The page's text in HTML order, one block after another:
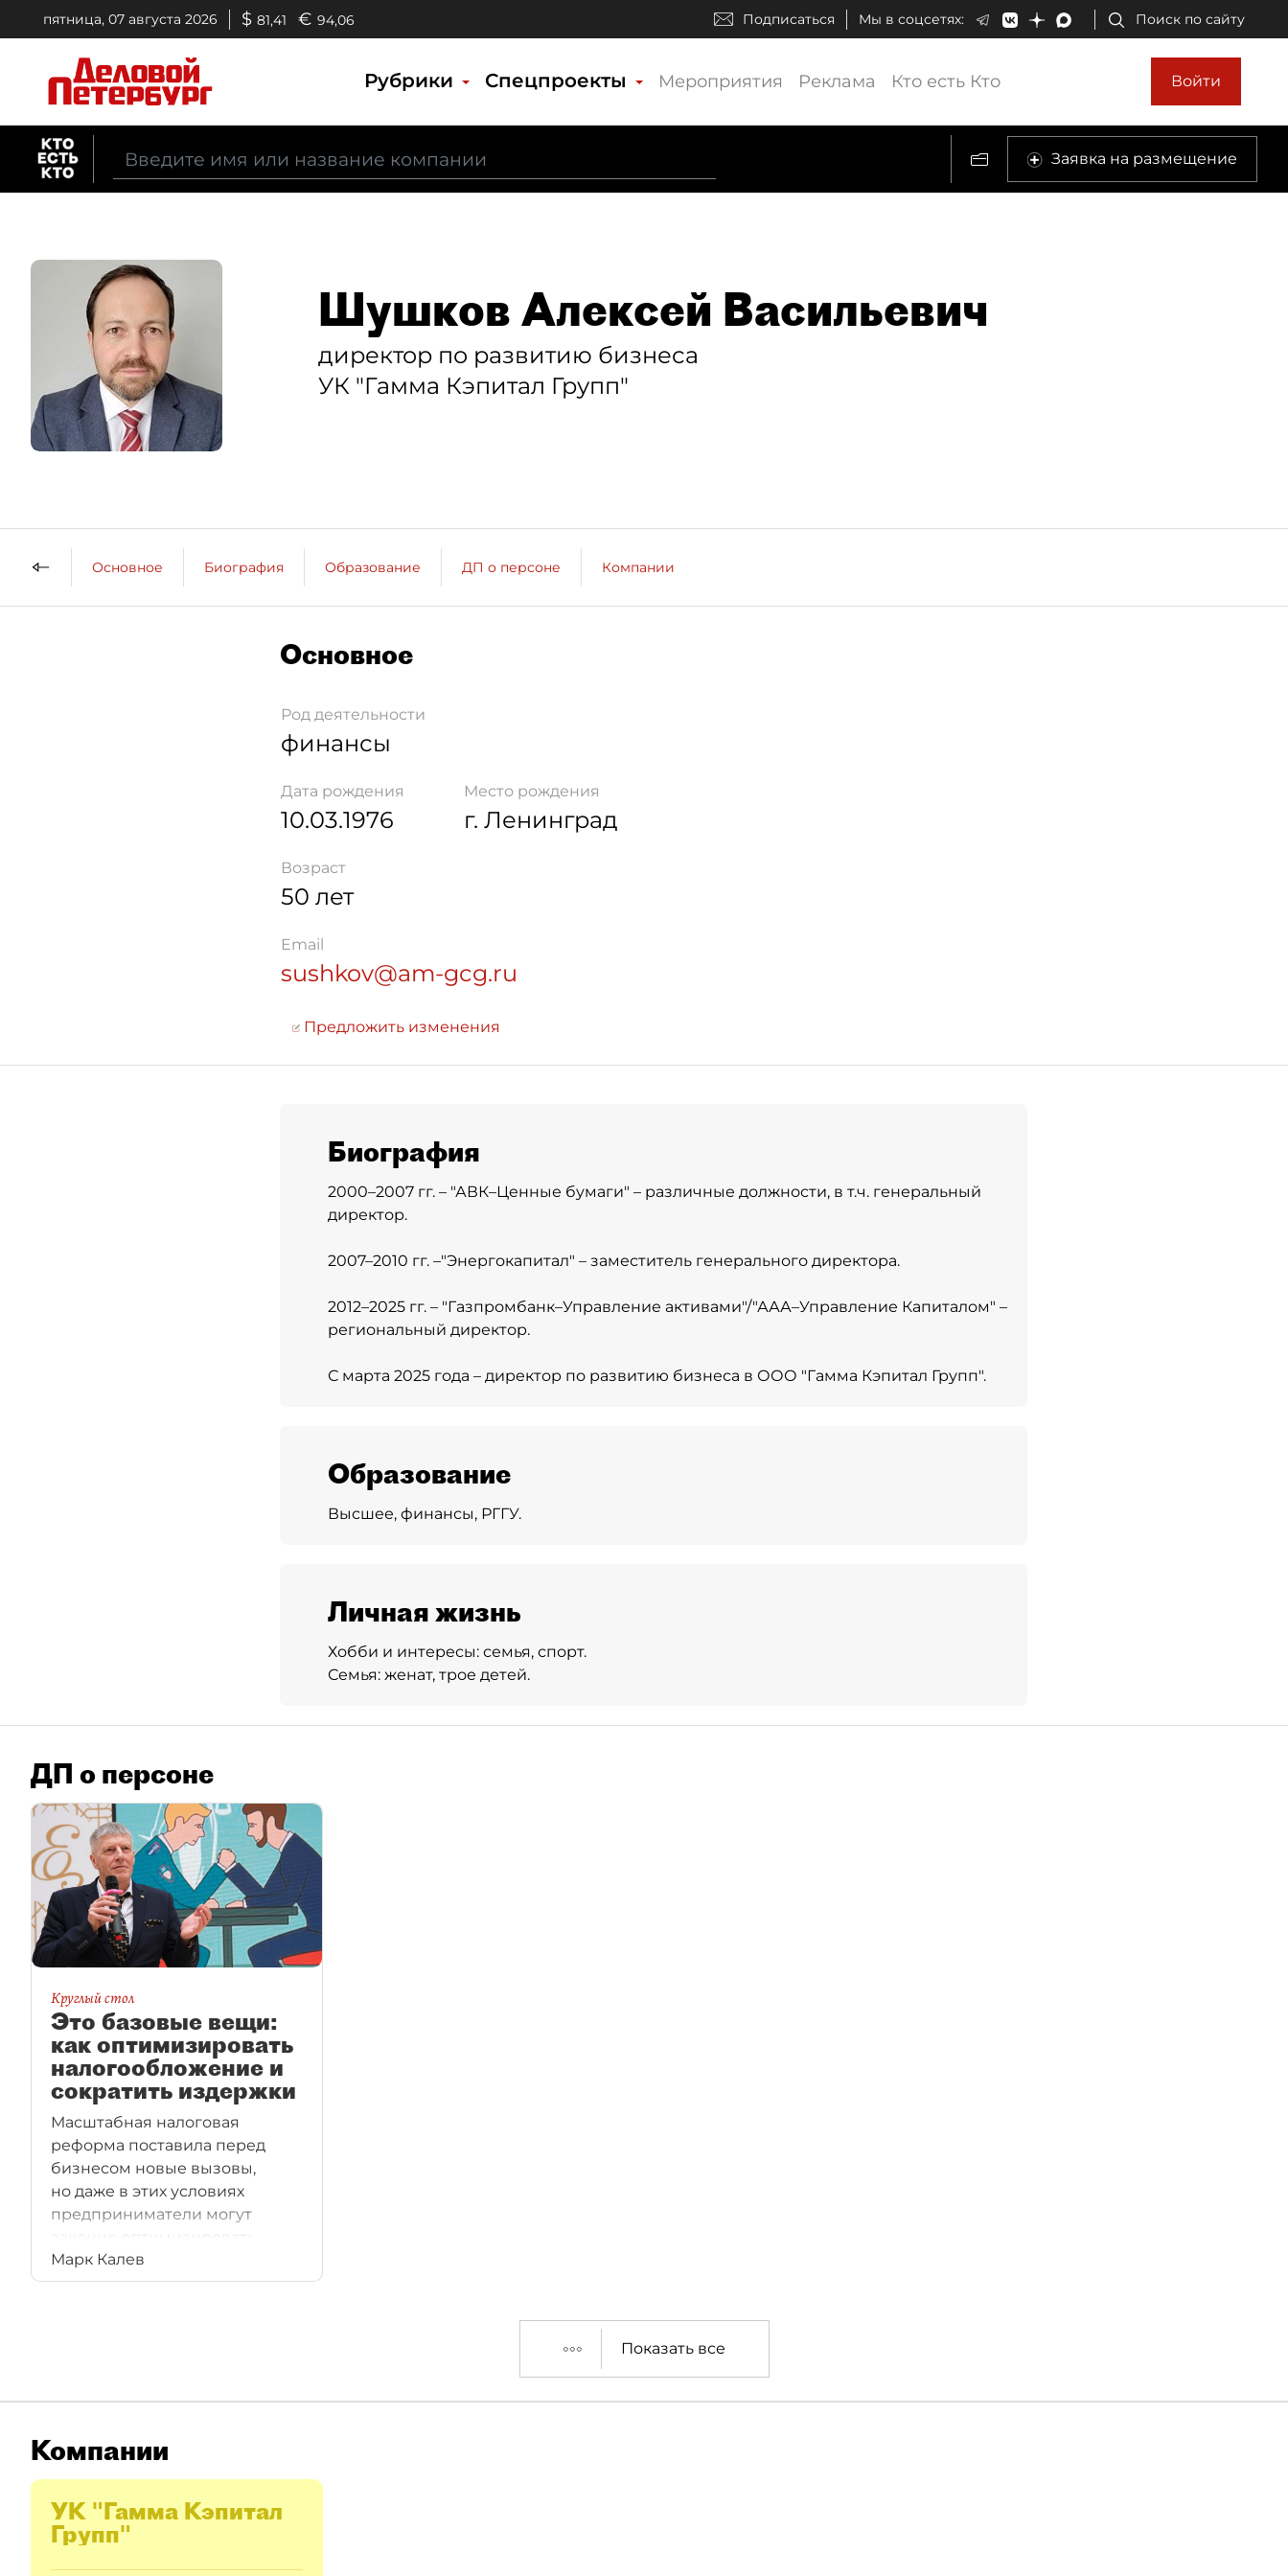
пятница, 07 августа 2026 $ 81,41 € 94,06 Подписаться Мы в соцсетях: Поиск по сайту
Рубрики Спецпроекты Мероприятия Реклама Кто есть Кто Войти
Заявка на размещение
Шушков Алексей Васильевич
директор по развитию бизнеса
УК "Гамма Кэпитал Групп"
Основное Биография Образование ДП о персоне Компании
Основное
Род деятельности
финансы
Дата рождения
10.03.1976
Место рождения
г. Ленинград
Возраст
50 лет
Email
sushkov@am-gcg.ru
Предложить изменения
Биография
2000–2007 гг. – "АВК–Ценные бумаги" – различные должности, в т.ч. генеральный
директор.
2007–2010 гг. –"Энергокапитал" – заместитель генерального директора.
2012–2025 гг. – "Газпромбанк–Управление активами"/"ААА–Управление Капиталом" –
региональный директор.
С марта 2025 года – директор по развитию бизнеса в ООО "Гамма Кэпитал Групп".
Образование
Высшее, финансы, РГГУ.
Личная жизнь
Хобби и интересы: семья, спорт.
Семья: женат, трое детей.
ДП о персоне
Круглый стол
Это базовые вещи:
как оптимизировать
налогообложение и
сократить издержки
Масштабная налоговая
реформа поставила перед
бизнесом новые вызовы,
но даже в этих условиях
предприниматели могут
налогообложение и сократить
свои издержки
Марк Калев
Показать все
Компании
УК "Гамма Кэпитал
Групп"